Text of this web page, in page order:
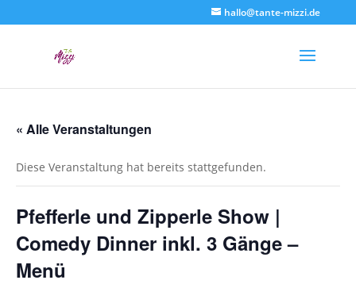
hallo@tante-mizzi.de
« Alle Veranstaltungen
Diese Veranstaltung hat bereits stattgefunden.
Pfefferle und Zipperle Show |
Comedy Dinner inkl. 3 Gänge –
Menü